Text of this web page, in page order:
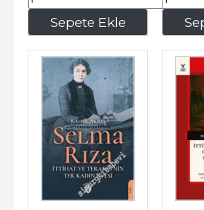
Sepete Ekle
158,40